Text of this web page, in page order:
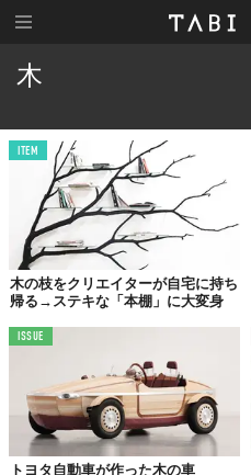
木
ITEM
木の枝をクリエイターが自宅に持ち
帰る→ステキな「本棚」に大変身
ISSUE
トヨタ自動車が作った木の車